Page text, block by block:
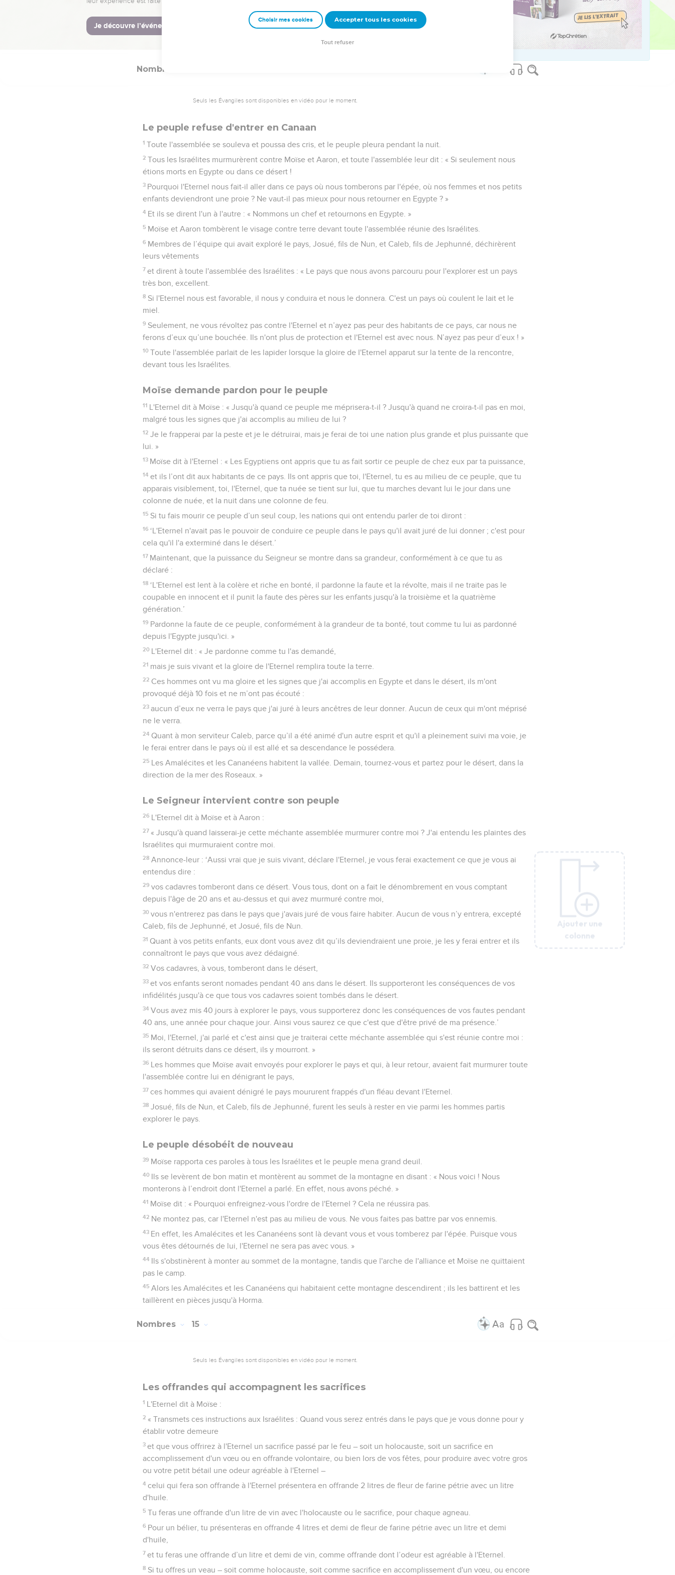
33 Nous y avons vu les géants, les descendants d'Anak qui sont issus des géants. A nos yeux et aux leurs, nous
étions comme des sauterelles. »
Ajouter une
colonne
Nombres
Seuls les Évangiles sont disponibles en vidéo pour le moment.
Le peuple refuse d'entrer en Canaan
1 Toute l'assemblée se souleva et poussa des cris, et le peuple pleura pendant la nuit.
2 Tous les Israélites murmurèrent contre Moïse et Aaron, et toute l'assemblée leur dit : « Si seulement nous
étions morts en Egypte ou dans ce désert !
3 Pourquoi l'Eternel nous fait-il aller dans ce pays où nous tomberons par l'épée, où nos femmes et nos petits
enfants deviendront une proie ? Ne vaut-il pas mieux pour nous retourner en Egypte ? »
4 Et ils se dirent l'un à l'autre : « Nommons un chef et retournons en Egypte. »
5 Moïse et Aaron tombèrent le visage contre terre devant toute l'assemblée réunie des Israélites.
6 Membres de l’équipe qui avait exploré le pays, Josué, fils de Nun, et Caleb, fils de Jephunné, déchirèrent
leurs vêtements
7 et dirent à toute l'assemblée des Israélites : « Le pays que nous avons parcouru pour l'explorer est un pays
très bon, excellent.
8 Si l'Eternel nous est favorable, il nous y conduira et nous le donnera. C'est un pays où coulent le lait et le
miel.
9 Seulement, ne vous révoltez pas contre l'Eternel et n’ayez pas peur des habitants de ce pays, car nous ne
ferons d’eux qu’une bouchée. Ils n'ont plus de protection et l'Eternel est avec nous. N’ayez pas peur d’eux ! »
10 Toute l'assemblée parlait de les lapider lorsque la gloire de l'Eternel apparut sur la tente de la rencontre,
devant tous les Israélites.
Moïse demande pardon pour le peuple
11 L'Eternel dit à Moïse : « Jusqu'à quand ce peuple me méprisera-t-il ? Jusqu'à quand ne croira-t-il pas en moi,
malgré tous les signes que j'ai accomplis au milieu de lui ?
12 Je le frapperai par la peste et je le détruirai, mais je ferai de toi une nation plus grande et plus puissante que
lui. »
13 Moïse dit à l'Eternel : « Les Egyptiens ont appris que tu as fait sortir ce peuple de chez eux par ta puissance,
14 et ils l’ont dit aux habitants de ce pays. Ils ont appris que toi, l'Eternel, tu es au milieu de ce peuple, que tu
apparais visiblement, toi, l'Eternel, que ta nuée se tient sur lui, que tu marches devant lui le jour dans une
colonne de nuée, et la nuit dans une colonne de feu.
15 Si tu fais mourir ce peuple d’un seul coup, les nations qui ont entendu parler de toi diront :
16 ‘L'Eternel n'avait pas le pouvoir de conduire ce peuple dans le pays qu'il avait juré de lui donner ; c'est pour
cela qu'il l'a exterminé dans le désert.’
17 Maintenant, que la puissance du Seigneur se montre dans sa grandeur, conformément à ce que tu as
déclaré :
18 ‘L'Eternel est lent à la colère et riche en bonté, il pardonne la faute et la révolte, mais il ne traite pas le
coupable en innocent et il punit la faute des pères sur les enfants jusqu'à la troisième et la quatrième
génération.’
19 Pardonne la faute de ce peuple, conformément à la grandeur de ta bonté, tout comme tu lui as pardonné
depuis l'Egypte jusqu'ici. »
20 L'Eternel dit : « Je pardonne comme tu l'as demandé,
21 mais je suis vivant et la gloire de l'Eternel remplira toute la terre.
22 Ces hommes ont vu ma gloire et les signes que j'ai accomplis en Egypte et dans le désert, ils m'ont
provoqué déjà 10 fois et ne m’ont pas écouté :
23 aucun d’eux ne verra le pays que j'ai juré à leurs ancêtres de leur donner. Aucun de ceux qui m'ont méprisé
ne le verra.
24 Quant à mon serviteur Caleb, parce qu’il a été animé d'un autre esprit et qu'il a pleinement suivi ma voie, je
le ferai entrer dans le pays où il est allé et sa descendance le possédera.
25 Les Amalécites et les Cananéens habitent la vallée. Demain, tournez-vous et partez pour le désert, dans la
direction de la mer des Roseaux. »
Le Seigneur intervient contre son peuple
26 L'Eternel dit à Moïse et à Aaron :
27 « Jusqu'à quand laisserai-je cette méchante assemblée murmurer contre moi ? J'ai entendu les plaintes des
Israélites qui murmuraient contre moi.
28 Annonce-leur : ‘Aussi vrai que je suis vivant, déclare l'Eternel, je vous ferai exactement ce que je vous ai
entendus dire :
29 vos cadavres tomberont dans ce désert. Vous tous, dont on a fait le dénombrement en vous comptant
depuis l'âge de 20 ans et au-dessus et qui avez murmuré contre moi,
30 vous n'entrerez pas dans le pays que j'avais juré de vous faire habiter. Aucun de vous n’y entrera, excepté
Caleb, fils de Jephunné, et Josué, fils de Nun.
31 Quant à vos petits enfants, eux dont vous avez dit qu’ils deviendraient une proie, je les y ferai entrer et ils
connaîtront le pays que vous avez dédaigné.
32 Vos cadavres, à vous, tomberont dans le désert,
33 et vos enfants seront nomades pendant 40 ans dans le désert. Ils supporteront les conséquences de vos
infidélités jusqu'à ce que tous vos cadavres soient tombés dans le désert.
34 Vous avez mis 40 jours à explorer le pays, vous supporterez donc les conséquences de vos fautes pendant
40 ans, une année pour chaque jour. Ainsi vous saurez ce que c'est que d'être privé de ma présence.’
35 Moi, l'Eternel, j'ai parlé et c'est ainsi que je traiterai cette méchante assemblée qui s'est réunie contre moi :
ils seront détruits dans ce désert, ils y mourront. »
36 Les hommes que Moïse avait envoyés pour explorer le pays et qui, à leur retour, avaient fait murmurer toute
l'assemblée contre lui en dénigrant le pays,
37 ces hommes qui avaient dénigré le pays moururent frappés d'un fléau devant l'Eternel.
38 Josué, fils de Nun, et Caleb, fils de Jephunné, furent les seuls à rester en vie parmi les hommes partis
explorer le pays.
Le peuple désobéit de nouveau
39 Moïse rapporta ces paroles à tous les Israélites et le peuple mena grand deuil.
40 Ils se levèrent de bon matin et montèrent au sommet de la montagne en disant : « Nous voici ! Nous
monterons à l’endroit dont l'Eternel a parlé. En effet, nous avons péché. »
41 Moïse dit : « Pourquoi enfreignez-vous l'ordre de l'Eternel ? Cela ne réussira pas.
42 Ne montez pas, car l'Eternel n'est pas au milieu de vous. Ne vous faites pas battre par vos ennemis.
43 En effet, les Amalécites et les Cananéens sont là devant vous et vous tomberez par l'épée. Puisque vous
vous êtes détournés de lui, l'Eternel ne sera pas avec vous. »
44 Ils s'obstinèrent à monter au sommet de la montagne, tandis que l'arche de l'alliance et Moïse ne quittaient
pas le camp.
45 Alors les Amalécites et les Cananéens qui habitaient cette montagne descendirent ; ils les battirent et les
taillèrent en pièces jusqu'à Horma.
Ajouter une
colonne
Nombres 15
Seuls les Évangiles sont disponibles en vidéo pour le moment.
Les offrandes qui accompagnent les sacrifices
1 L'Eternel dit à Moïse :
2 « Transmets ces instructions aux Israélites : Quand vous serez entrés dans le pays que je vous donne pour y
établir votre demeure
3 et que vous offrirez à l'Eternel un sacrifice passé par le feu – soit un holocauste, soit un sacrifice en
accomplissement d'un vœu ou en offrande volontaire, ou bien lors de vos fêtes, pour produire avec votre gros
ou votre petit bétail une odeur agréable à l'Eternel –
4 celui qui fera son offrande à l'Eternel présentera en offrande 2 litres de fleur de farine pétrie avec un litre
d'huile.
5 Tu feras une offrande d'un litre de vin avec l'holocauste ou le sacrifice, pour chaque agneau.
6 Pour un bélier, tu présenteras en offrande 4 litres et demi de fleur de farine pétrie avec un litre et demi
d'huile,
7 et tu feras une offrande d’un litre et demi de vin, comme offrande dont l’odeur est agréable à l'Eternel.
8 Si tu offres un veau – soit comme holocauste, soit comme sacrifice en accomplissement d'un vœu, ou encore
Ajouter une
colonne
Ajouter une
colonne
Ajouter une
colonne
Choisir mes cookies Accepter tous les cookies
Tout refuser